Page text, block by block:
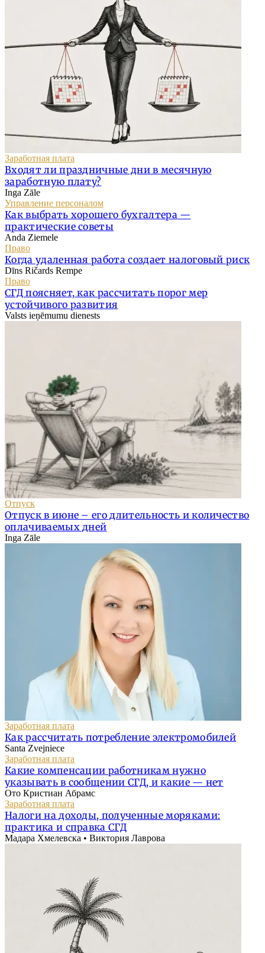
Заработная плата
Входят ли праздничные дни в месячную
заработную плату?
Inga Zāle
Управление персоналом
Как выбрать хорошего бухгалтера —
практические советы
Anda Ziemele
Право
Когда удаленная работа создает налоговый риск
Dīns Ričards Rempe
Право
СГД поясняет, как рассчитать порог мер
устойчивого развития
Valsts ieņēmumu dienests
Отпуск
Отпуск в июне – его длительность и количество
оплачиваемых дней
Inga Zāle
Заработная плата
Как рассчитать потребление электромобилей
Santa Zvejniece
Заработная плата
Какие компенсации работникам нужно
указывать в сообщении СГД, и какие — нет
Ото Кристиан Абрамс
Заработная плата
Налоги на доходы, полученные моряками:
практика и справка СГД
Мадара Хмелевска • Виктория Лаврова